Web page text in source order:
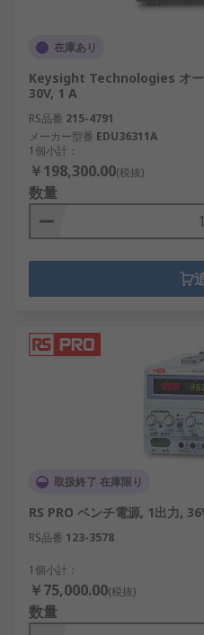
在庫あり
Keysight Technologies オー
30V, 1 A
RS品番 215-4791
メーカー型番 EDU36311A
1個小計：
￥198,300.00(税抜)
数量
取扱終了 在庫限り
RS PRO ベンチ電源, 1出力,
RS品番 123-3578
1個小計：
￥75,000.00(税抜)
数量